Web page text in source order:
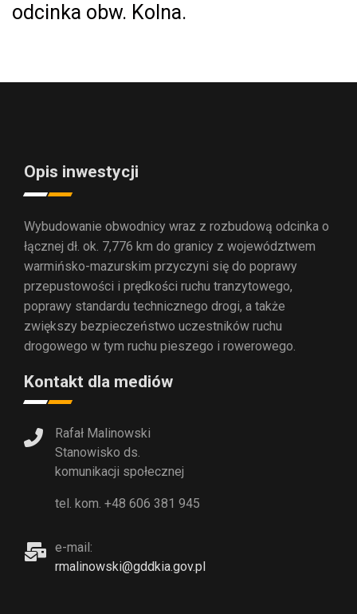
odcinka obw. Kolna.
Opis inwestycji
Wybudowanie obwodnicy wraz z rozbudową odcinka o
łącznej dł. ok. 7,776 km do granicy z województwem
warmińsko-mazurskim przyczyni się do poprawy
przepustowości i prędkości ruchu tranzytowego,
poprawy standardu technicznego drogi, a także
zwiększy bezpieczeństwo uczestników ruchu
drogowego w tym ruchu pieszego i rowerowego.
Kontakt dla mediów
Rafał Malinowski
Stanowisko ds.
komunikacji społecznej
tel. kom. +48 606 381 945
e-mail:
rmalinowski@gddkia.gov.pl